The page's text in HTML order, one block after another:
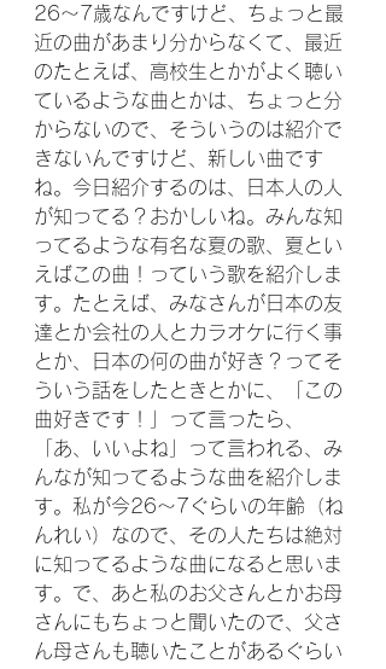
26〜7歳なんですけど、ちょっと最
近の曲があまり分からなくて、最近
のたとえば、高校生とかがよく聴い
ているような曲とかは、ちょっと分
からないので、そういうのは紹介で
きないんですけど、新しい曲です
ね。今日紹介するのは、日本人の人
が知ってる？おかしいね。みんな知
ってるような有名な夏の歌、夏とい
えばこの曲！っていう歌を紹介しま
す。たとえば、みなさんが日本の友
達とか会社の人とカラオケに行く事
とか、日本の何の曲が好き？ってそ
ういう話をしたときとかに、「この
曲好きです！」って言ったら、
「あ、いいよね」って言われる、み
んなが知ってるような曲を紹介しま
す。私が今26〜7ぐらいの年齢（ね
んれい）なので、その人たちは絶対
に知ってるような曲になると思いま
す。で、あと私のお父さんとかお母
さんにもちょっと聞いたので、父さ
ん母さんも聴いたことがあるぐらい